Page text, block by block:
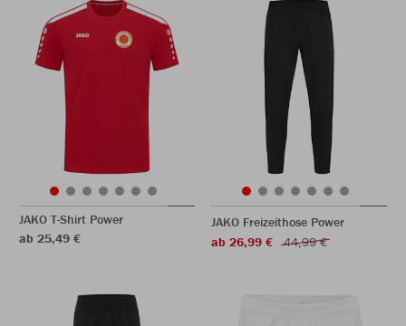
JAKO T-Shirt Power
ab 25,49 €
JAKO Freizeithose Power
ab 26,99 €
44,99 €